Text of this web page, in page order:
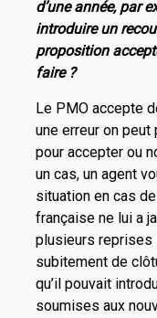
d’une année, par
introduire un
proposition
faire ?
Le PMO accepte
une erreur on
pour accepter ou
un cas, un agent
situation en cas
française ne lui a
plusieurs reprises
subitement de
qu’il pouvait
soumises aux